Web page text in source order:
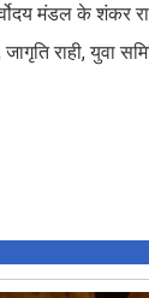
मंडल के शंकर
राही, युवा